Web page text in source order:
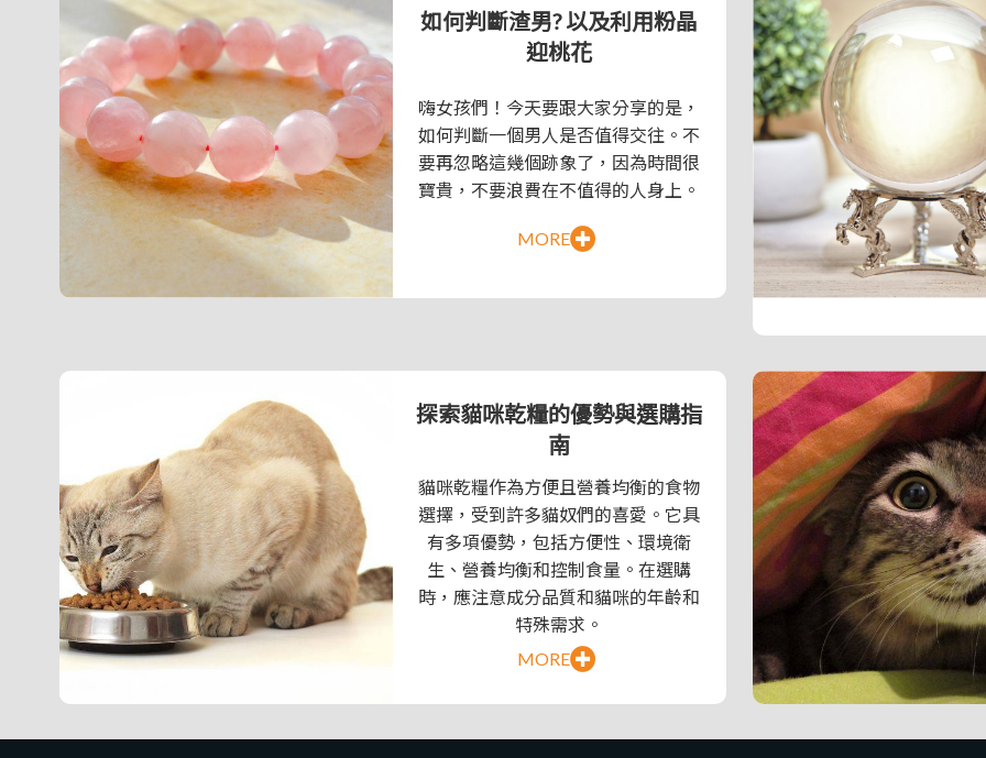
如何判斷渣男? 以及利用粉晶
迎桃花
嗨女孩們！今天要跟大家分享的是，
如何判斷一個男人是否值得交往。不
要再忽略這幾個跡象了，因為時間很
寶貴，不要浪費在不值得的人身上。
探索貓咪乾糧的優勢與選購指
南
貓咪乾糧作為方便且營養均衡的食物
選擇，受到許多貓奴們的喜愛。它具
有多項優勢，包括方便性、環境衛
生、營養均衡和控制食量。在選購
時，應注意成分品質和貓咪的年齡和
特殊需求。